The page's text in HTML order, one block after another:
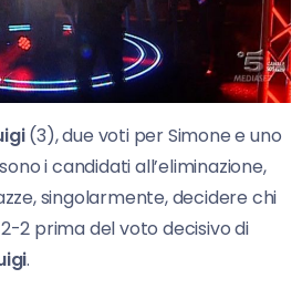
(3), due voti per Simone e uno
i candidati all’eliminazione,
singolarmente, decidere chi
2 prima del voto decisivo di
.